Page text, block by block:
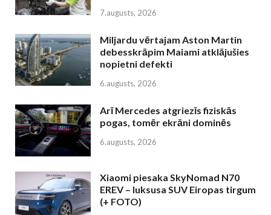
7.augusts, 2026
Miljardu vērtajam Aston Martin
debesskrāpim Maiami atklājušies
nopietni defekti
6.augusts, 2026
Arī Mercedes atgriezīs fiziskās
pogas, tomēr ekrāni dominēs
6.augusts, 2026
Xiaomi piesaka SkyNomad N70
EREV – luksusa SUV Eiropas tirgum
(+ FOTO)